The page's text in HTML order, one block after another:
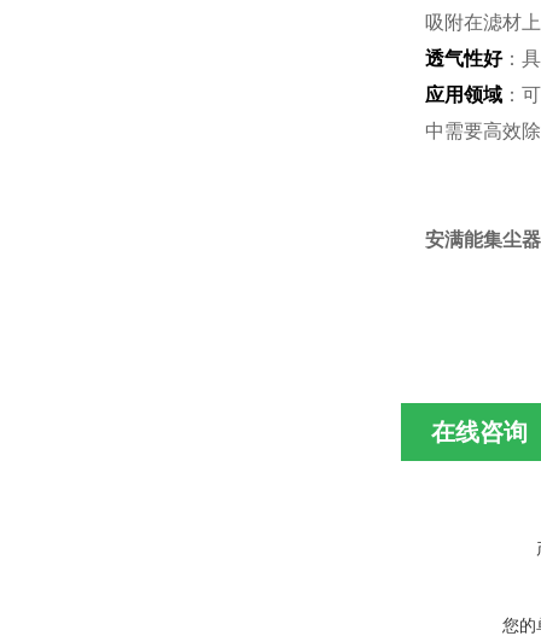
吸附在滤材
透气性好：
应用领域：
中需要高效
安满能集尘
在线咨询
您的